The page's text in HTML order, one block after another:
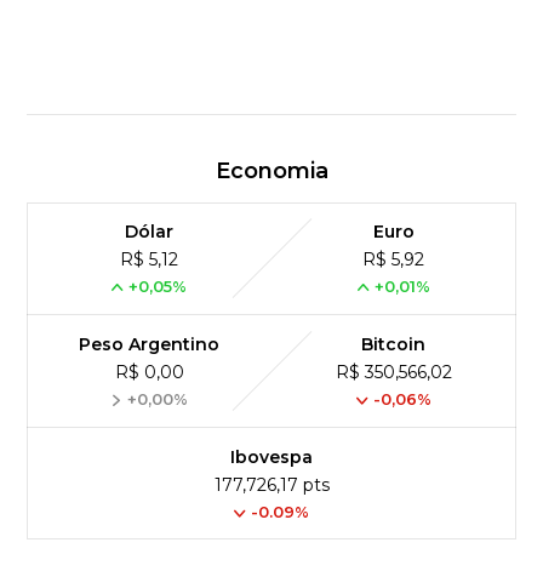
Economia
Dólar
R$ 5,12
+0,05%
Euro
R$ 5,92
+0,01%
Peso Argentino
R$ 0,00
+0,00%
Bitcoin
R$ 350,566,02
-0,06%
Ibovespa
177,726,17 pts
-0.09%